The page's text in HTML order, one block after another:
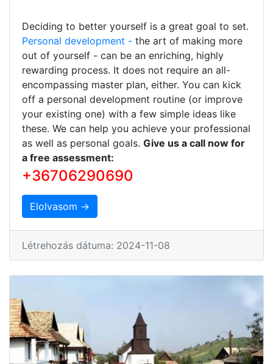
Deciding to better yourself is a great goal to set.
Personal development - the art of making more
out of yourself - can be an enriching, highly
rewarding process. It does not require an all-
encompassing master plan, either. You can kick
off a personal development routine (or improve
your existing one) with a few simple ideas like
these. We can help you achieve your professional
as well as personal goals. Give us a call now for
a free assessment:
+36706290690
Elolvasom →
Létrehozás dátuma: 2024-11-08